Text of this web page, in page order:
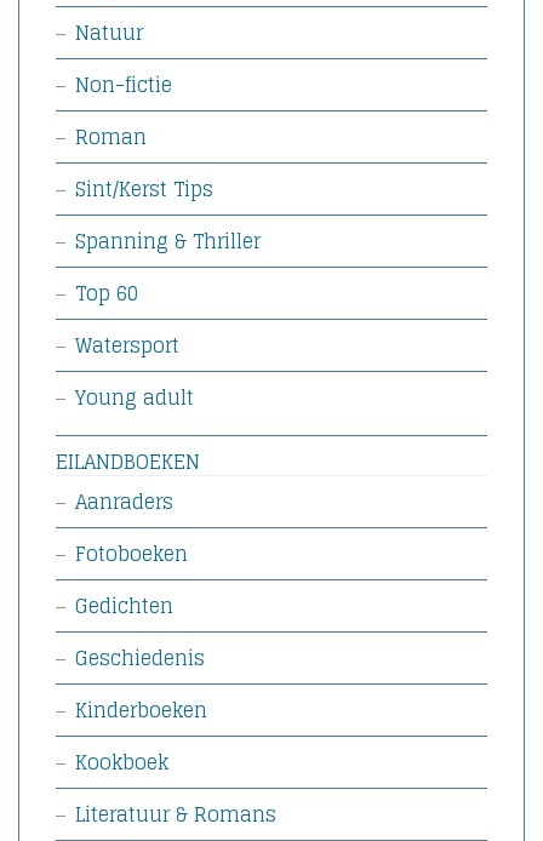
Natuur
Non-fictie
Roman
Sint/Kerst Tips
Spanning & Thriller
Top 60
Watersport
Young adult
EILANDBOEKEN
Aanraders
Fotoboeken
Gedichten
Geschiedenis
Kinderboeken
Kookboek
Literatuur & Romans